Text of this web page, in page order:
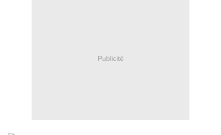
Publicité